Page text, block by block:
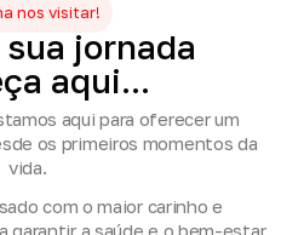
nos visitar!
sua jornada
aqui...
aqui para oferecer um
os primeiros momentos da
vida.
com o maior carinho e
garantir a saúde e o bem-estar